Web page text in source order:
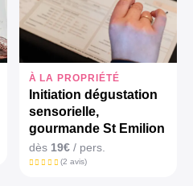
À LA PROPRIÉTÉ
Initiation dégustation
sensorielle,
gourmande St Emilion
dès 19€/ pers.
(2 avis)